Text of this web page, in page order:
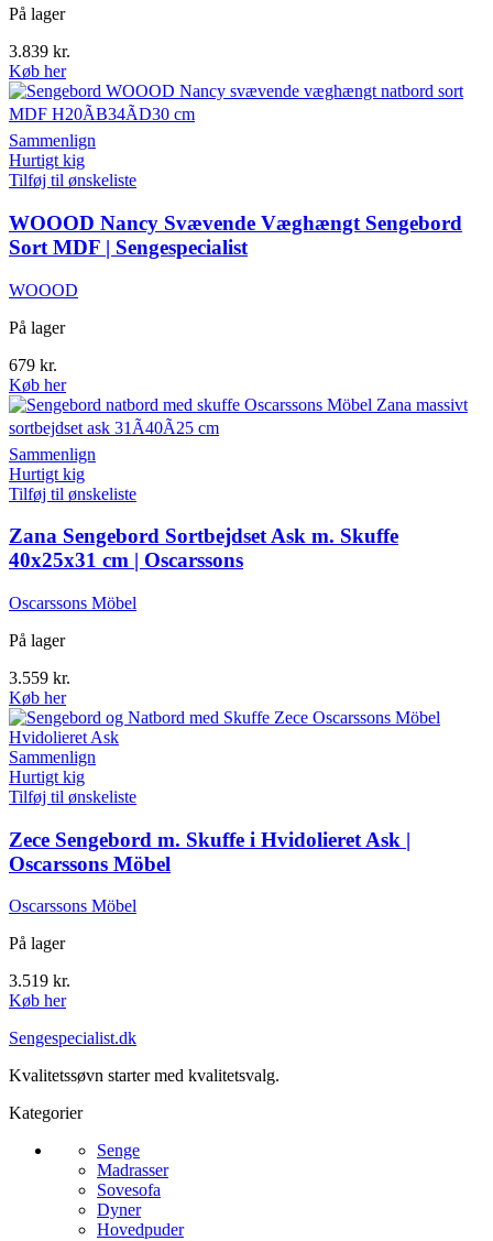
På lager
3.839 kr.
Køb her
Sammenlign
Hurtigt kig
Tilføj til ønskeliste
WOOOD Nancy Svævende Væghængt Sengebord
Sort MDF | Sengespecialist
WOOOD
På lager
679 kr.
Køb her
Sammenlign
Hurtigt kig
Tilføj til ønskeliste
Zana Sengebord Sortbejdset Ask m. Skuffe
40x25x31 cm | Oscarssons
Oscarssons Möbel
På lager
3.559 kr.
Køb her
Sammenlign
Hurtigt kig
Tilføj til ønskeliste
Zece Sengebord m. Skuffe i Hvidolieret Ask |
Oscarssons Möbel
Oscarssons Möbel
På lager
3.519 kr.
Køb her
Sengespecialist.dk
Kvalitetssøvn starter med kvalitetsvalg.
Kategorier
Senge
Madrasser
Sovesofa
Dyner
Hovedpuder